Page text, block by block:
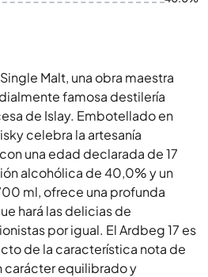
Malt, una obra maestra
famosa destilería
de Islay. Embotellado en
celebra la artesanía
una edad declarada de 17
alcohólica de 40,0% y un
ml, ofrece una profunda
hará las delicias de
por igual. El Ardbeg 17 es
de la característica nota de
carácter equilibrado y